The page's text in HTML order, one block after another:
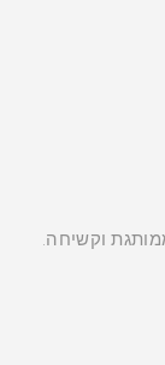
וקשיחה.